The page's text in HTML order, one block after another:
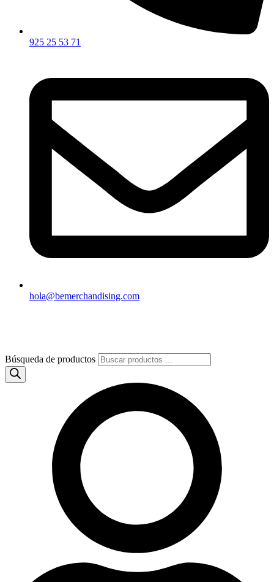
925 25 53 71
hola@bemerchandising.com
Búsqueda de productos